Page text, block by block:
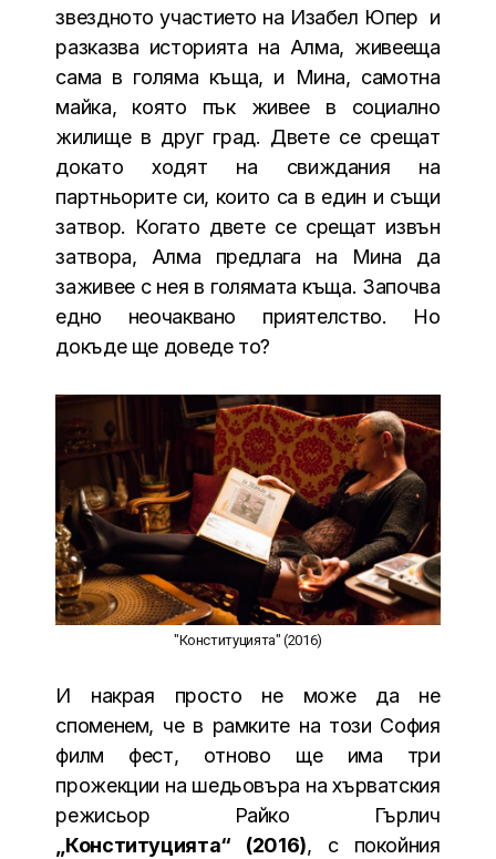
звездното участието на Изабел Юпер и
разказва историята на Алма, живееща
сама в голяма къща, и Мина, самотна
майка, която пък живее в социално
жилище в друг град. Двете се срещат
докато ходят на свиждания на
партньорите си, които са в един и същи
затвор. Когато двете се срещат извън
затвора, Алма предлага на Мина да
заживее с нея в голямата къща. Започва
едно неочаквано приятелство. Но
докъде ще доведе то?
"Конституцията" (2016)
И накрая просто не може да не
споменем, че в рамките на този София
филм фест, отново ще има три
прожекции на шедьовъра на хърватския
режисьор Райко Гърлич
„Конституцията“ (2016), с покойния